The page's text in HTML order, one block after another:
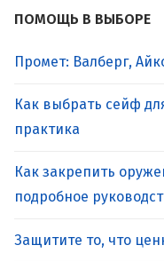
ПОМОЩЬ В ВЫБОРЕ
Промет: Валберг,
Как выбрать сейф
практика
Как закрепить
подробное
Защитите то, что